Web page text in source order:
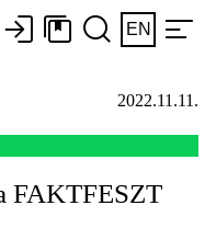
EN
2022.11.11.
FAKTFESZT